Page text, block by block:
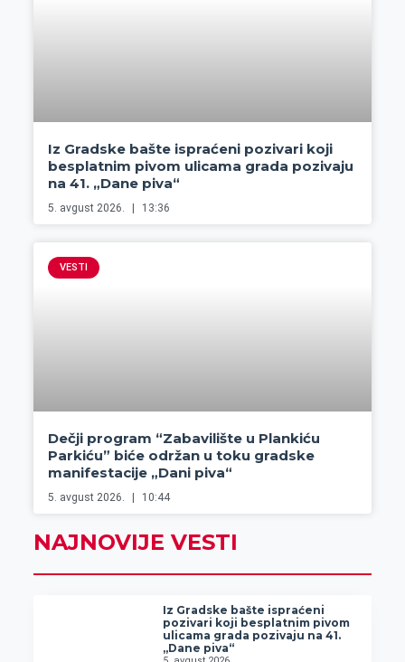
Iz Gradske bašte ispraćeni pozivari koji
besplatnim pivom ulicama grada pozivaju
na 41. „Dane piva“
5. avgust 2026. 13:36
VESTI
Dečji program “Zabavilište u Plankiću
Parkiću” biće održan u toku gradske
manifestacije „Dani piva“
5. avgust 2026. 10:44
NAJNOVIJE VESTI
Iz Gradske bašte ispraćeni
pozivari koji besplatnim pivom
ulicama grada pozivaju na 41.
„Dane piva“